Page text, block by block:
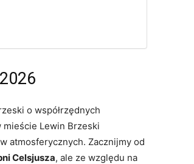
o współrzędnych
mieście Lewin Brzeski
atmosferycznych. Zacznijmy od
Celsjusza, ale ze względu na